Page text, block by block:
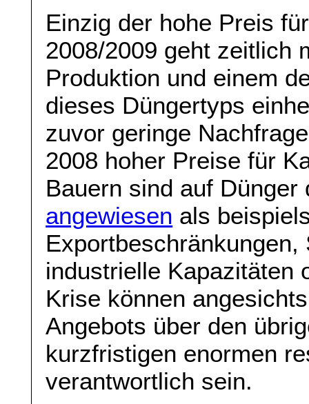
Einzig der hohe Preis
2008/2009 geht zeitlich
Produktion und einem
dieses Düngertyps
zuvor geringe
2008 hoher Preise für
Bauern sind auf
angewiesen als
industrielle Kapazitäten
Krise können
Angebots über den
kurzfristigen enormen
verantwortlich sein.